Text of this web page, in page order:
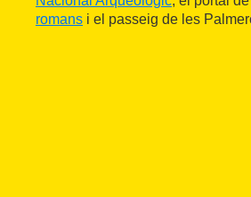
romans i el passeig de les